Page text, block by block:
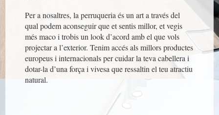
Per a nosaltres, la perruqueria és un art a través del
qual podem aconseguir que et sentis millor, et vegis
més maco i trobis un look d’acord amb el que vols
projectar a l’exterior. Tenim accés als millors productes
europeus i internacionals per cuidar la teva cabellera i
dotar-la d’una força i vivesa que ressaltin el teu atractiu
natural.